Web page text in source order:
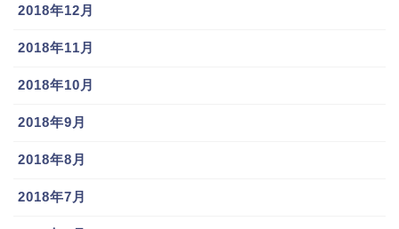
2018年12月
2018年11月
2018年10月
2018年9月
2018年8月
2018年7月